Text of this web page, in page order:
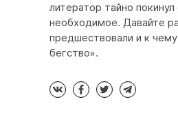
литератор тайно
необходимое. Давайте
предшествовали и к
бегство».